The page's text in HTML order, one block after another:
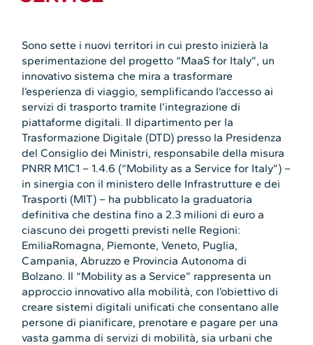
Sono sette i nuovi territori in cui presto inizierà la
sperimentazione del progetto “MaaS for Italy”, un
innovativo sistema che mira a trasformare
l’esperienza di viaggio, semplificando l’accesso ai
servizi di trasporto tramite l’integrazione di
piattaforme digitali. Il dipartimento per la
Trasformazione Digitale (DTD) presso la Presidenza
del Consiglio dei Ministri, responsabile della misura
PNRR M1C1 – 1.4.6 (“Mobility as a Service for Italy”) –
in sinergia con il ministero delle Infrastrutture e dei
Trasporti (MIT) – ha pubblicato la graduatoria
definitiva che destina fino a 2.3 milioni di euro a
ciascuno dei progetti previsti nelle Regioni:
EmiliaRomagna, Piemonte, Veneto, Puglia,
Campania, Abruzzo e Provincia Autonoma di
Bolzano. Il “Mobility as a Service” rappresenta un
approccio innovativo alla mobilità, con l’obiettivo di
creare sistemi digitali unificati che consentano alle
persone di pianificare, prenotare e pagare per una
vasta gamma di servizi di mobilità, sia urbani che